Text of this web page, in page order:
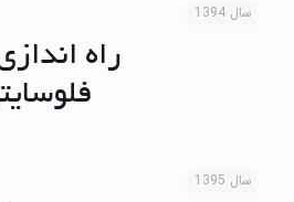
سال 1394
راه
سال 1395